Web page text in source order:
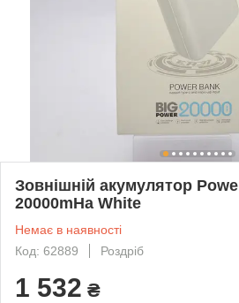
Зовнішній акумулятор
20000mHa White
Немає в наявності
Код: 62889
Роздріб
1 532 ₴